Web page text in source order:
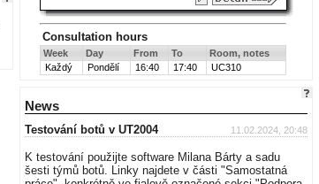
Consultation hours
Week Day From To
Room, notes
Každý
Pondělí 16:40 17:40 UC310
News
Testování botů v UT2004 11.02.2024, 20:48
K testování použijte software Milana Bárty a sadu
šesti týmů botů. Linky najdete v části "Samostatná